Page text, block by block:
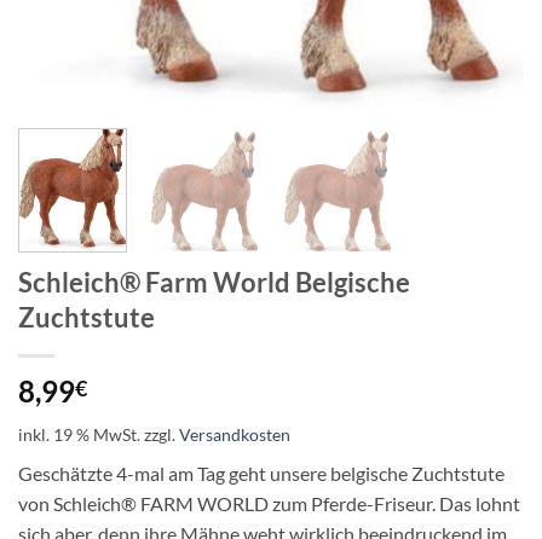
Schleich® Farm World Belgische
Zuchtstute
8,99€
inkl. 19 % MwSt.zzgl.Versandkosten
Geschätzte 4-mal am Tag geht unsere belgische Zuchtstute
von Schleich® FARM WORLD zum Pferde-Friseur. Das lohnt
sich aber, denn ihre Mähne weht wirklich beeindruckend im